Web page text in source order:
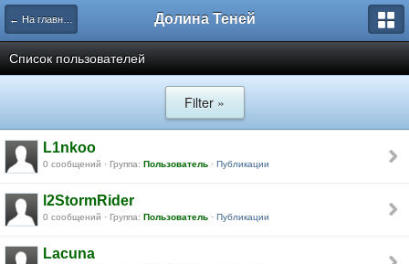
← На главную Долина Теней
Список пользователей
Filter »
L1nkoo
0 сообщений · Группа: Пользователь · Публикации
l2StormRider
0 сообщений · Группа: Пользователь · Публикации
Lacuna